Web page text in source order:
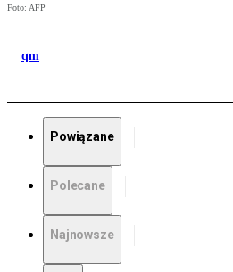
Foto: AFP
qm
Powiązane
Polecane
Najnowsze